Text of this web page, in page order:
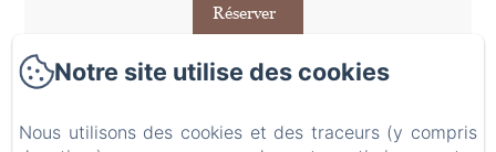
Réserver
Notre site utilise des cookies
Nous utilisons des cookies et des traceurs (y compris